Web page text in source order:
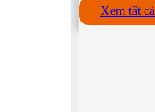
Xem tất cả